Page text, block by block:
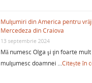
Mulţumiri din America pentru
Mercedeza din Craiova
13 septembrie 2024
Mă numesc Olga şi ţin foarte mult
mulţumesc doamnei …Citește în